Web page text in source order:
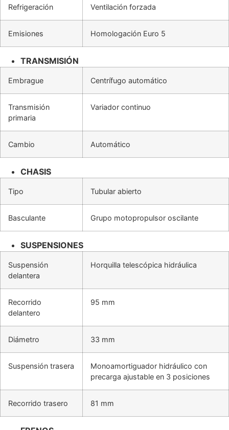
Refrigeración Ventilación forzada
Emisiones Homologación Euro 5
TRANSMISIÓN
Embrague Centrífugo automático
Transmisión
primaria
Variador continuo
Cambio Automático
CHASIS
Tipo Tubular abierto
Basculante Grupo motopropulsor oscilante
SUSPENSIONES
Suspensión
delantera
Horquilla telescópica hidráulica
Recorrido
delantero
95 mm
Diámetro 33 mm
Suspensión trasera
Monoamortiguador hidráulico con
precarga ajustable en 3 posiciones
Recorrido trasero 81 mm